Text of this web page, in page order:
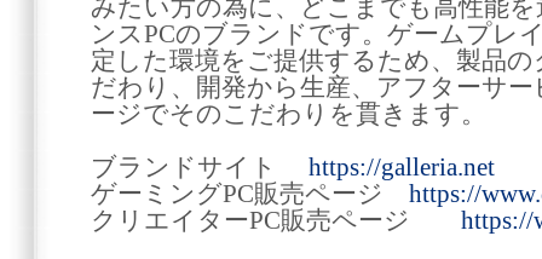
みたい方の為に、どこまでも高性能
ンスPCのブランドです。ゲームプレ
定した環境をご提供するため、製品
だわり、開発から生産、アフターサ
ージでそのこだわりを貫きます。
ブランドサイト https://galleria.net
ゲーミングPC販売ページ https://
クリエイターPC販売ページ https://